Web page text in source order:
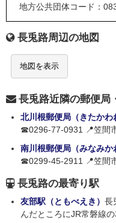
地方公共団体コード：
長兎路周辺の地図
地図を表示
長兎路近隣の郵便局
北川根郵便局（きたかわ
☎0296-77-0931 📍笠間
南川根郵便局（みなみか
☎0299-45-2911 📍笠間
長兎路の最寄り駅
友部駅（ともべえき） 長
んだところにJR常磐線